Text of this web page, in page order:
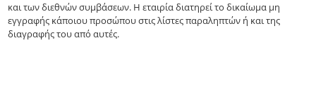
και των διεθνών συμβάσεων. Η εταιρία διατηρεί το δικαίωμα μη
εγγραφής κάποιου προσώπου στις λίστες παραληπτών ή και της
διαγραφής του από αυτές.